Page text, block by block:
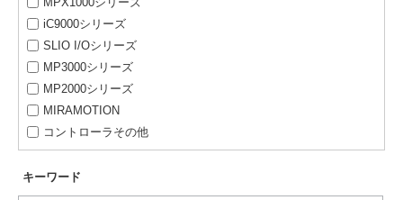
iC9000シリーズ
SLIO I/Oシリーズ
MP3000シリーズ
MP2000シリーズ
MIRAMOTION
コントローラその他
キーワード